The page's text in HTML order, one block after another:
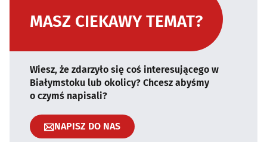
MASZ CIEKAWY TEMAT?
Wiesz, że zdarzyło się coś interesującego w
Białymstoku lub okolicy? Chcesz abyśmy
o czymś napisali?
NAPISZ DO NAS